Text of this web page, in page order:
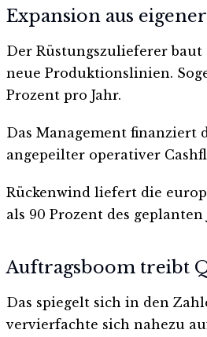
Expansion aus
Der Rüstungszulieferer baut
neue Produktionslinien.
Prozent pro Jahr.
Das Management finanziert
angepeilter operativer
Rückenwind liefert die
als 90 Prozent des
Auftragsboom treibt
Das spiegelt sich in den
vervierfachte sich nahezu